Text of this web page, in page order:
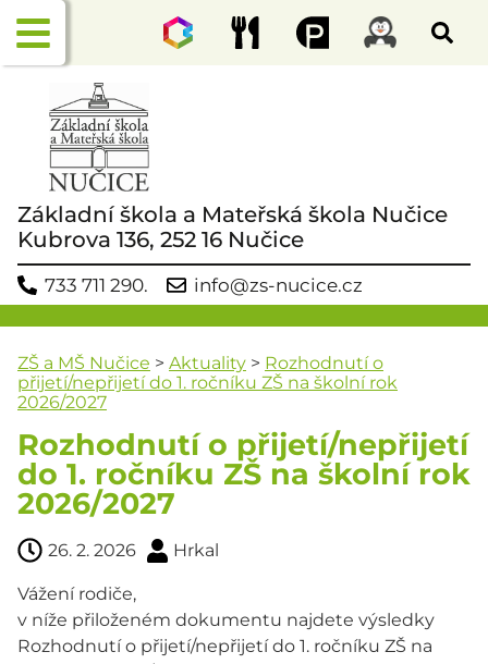
Základní škola a Mateřská škola Nučice
Kubrova 136, 252 16 Nučice
733 711 290. info@zs-nucice.cz
ZŠ a MŠ Nučice > Aktuality > Rozhodnutí o
přijetí/nepřijetí do 1. ročníku ZŠ na školní rok
2026/2027
Rozhodnutí o přijetí/nepřijetí
do 1. ročníku ZŠ na školní rok
2026/2027
26. 2. 2026 Hrkal
Vážení rodiče,
v níže přiloženém dokumentu najdete výsledky
Rozhodnutí o přijetí/nepřijetí do 1. ročníku ZŠ na